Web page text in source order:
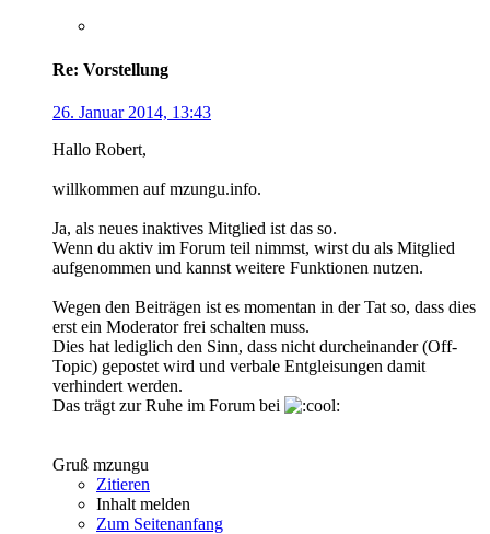
Re: Vorstellung
26. Januar 2014, 13:43
Hallo Robert,
willkommen auf mzungu.info.
Ja, als neues inaktives Mitglied ist das so.
Wenn du aktiv im Forum teil nimmst, wirst du als Mitglied
aufgenommen und kannst weitere Funktionen nutzen.
Wegen den Beiträgen ist es momentan in der Tat so, dass dies
erst ein Moderator frei schalten muss.
Dies hat lediglich den Sinn, dass nicht durcheinander (Off-
Topic) gepostet wird und verbale Entgleisungen damit
verhindert werden.
Das trägt zur Ruhe im Forum bei
Gruß mzungu
Zitieren
Inhalt melden
Zum Seitenanfang